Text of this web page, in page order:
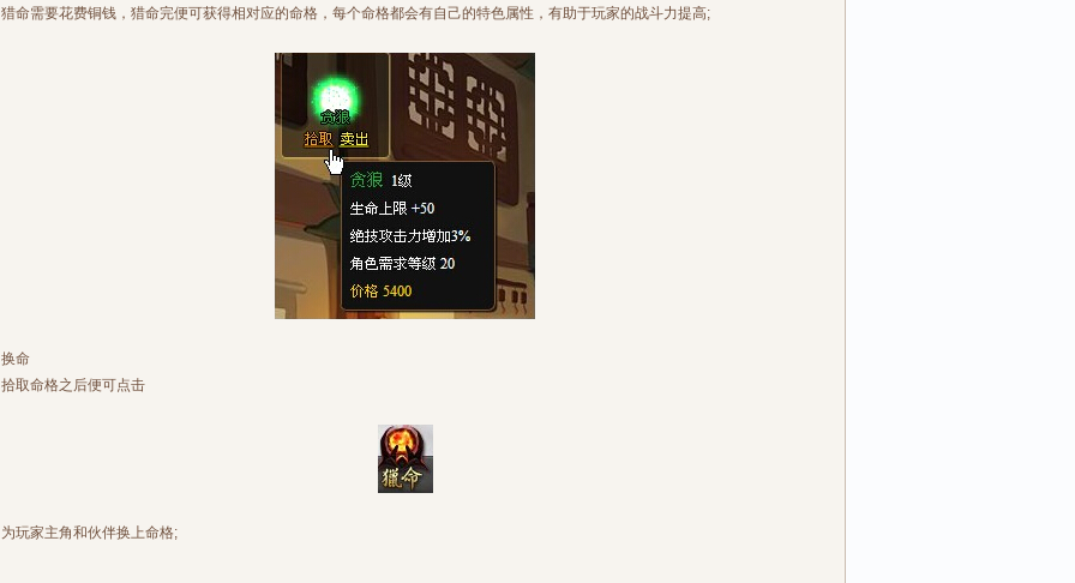
猎命需要花费铜钱，猎命完便可获得相对应的命格，每个命格都会有自己的特色属性，有助于玩家的战斗力提高;
换命
拾取命格之后便可点击
为玩家主角和伙伴换上命格;